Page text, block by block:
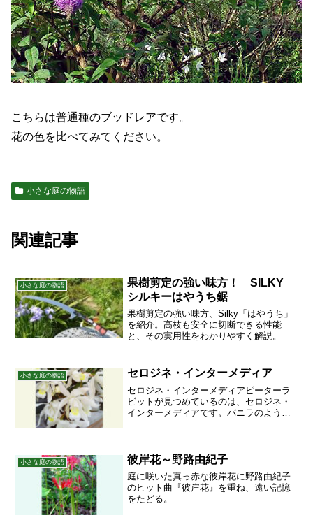
こちらは普通種のブッドレアです。
花の色を比べてみてください。
小さな庭の物語
関連記事
小さな庭の物語
果樹剪定の強い味方！ SILKY
シルキーはやうち鋸
果樹剪定の強い味方、Silky「はやうち」
を紹介。高枝も安全に切断できる性能
と、その実用性をわかりやすく解説。
小さな庭の物語 セロジネ・インターメディア
セロジネ・インターメディアピーターラ
ビットが見つめているのは、セロジネ・
インターメディアです。バニラのような
無精な園芸家の下でよくぞ...
小さな庭の物語 彼岸花～野路由紀子
庭に咲いた真っ赤な彼岸花に野路由紀子
のヒット曲『彼岸花』を重ね、遠い記憶
をたどる。